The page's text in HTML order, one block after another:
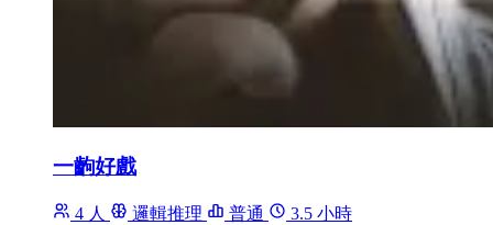
一齣好戲
4 人 邏輯推理 普通
3.5 小時